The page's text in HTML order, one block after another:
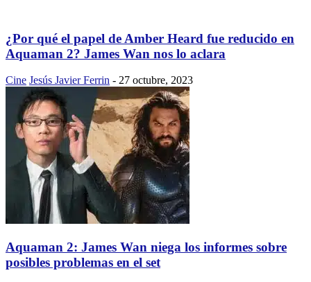
¿Por qué el papel de Amber Heard fue reducido en
Aquaman 2? James Wan nos lo aclara
Cine Jesús Javier Ferrin - 27 octubre, 2023
Aquaman 2: James Wan niega los informes sobre
posibles problemas en el set